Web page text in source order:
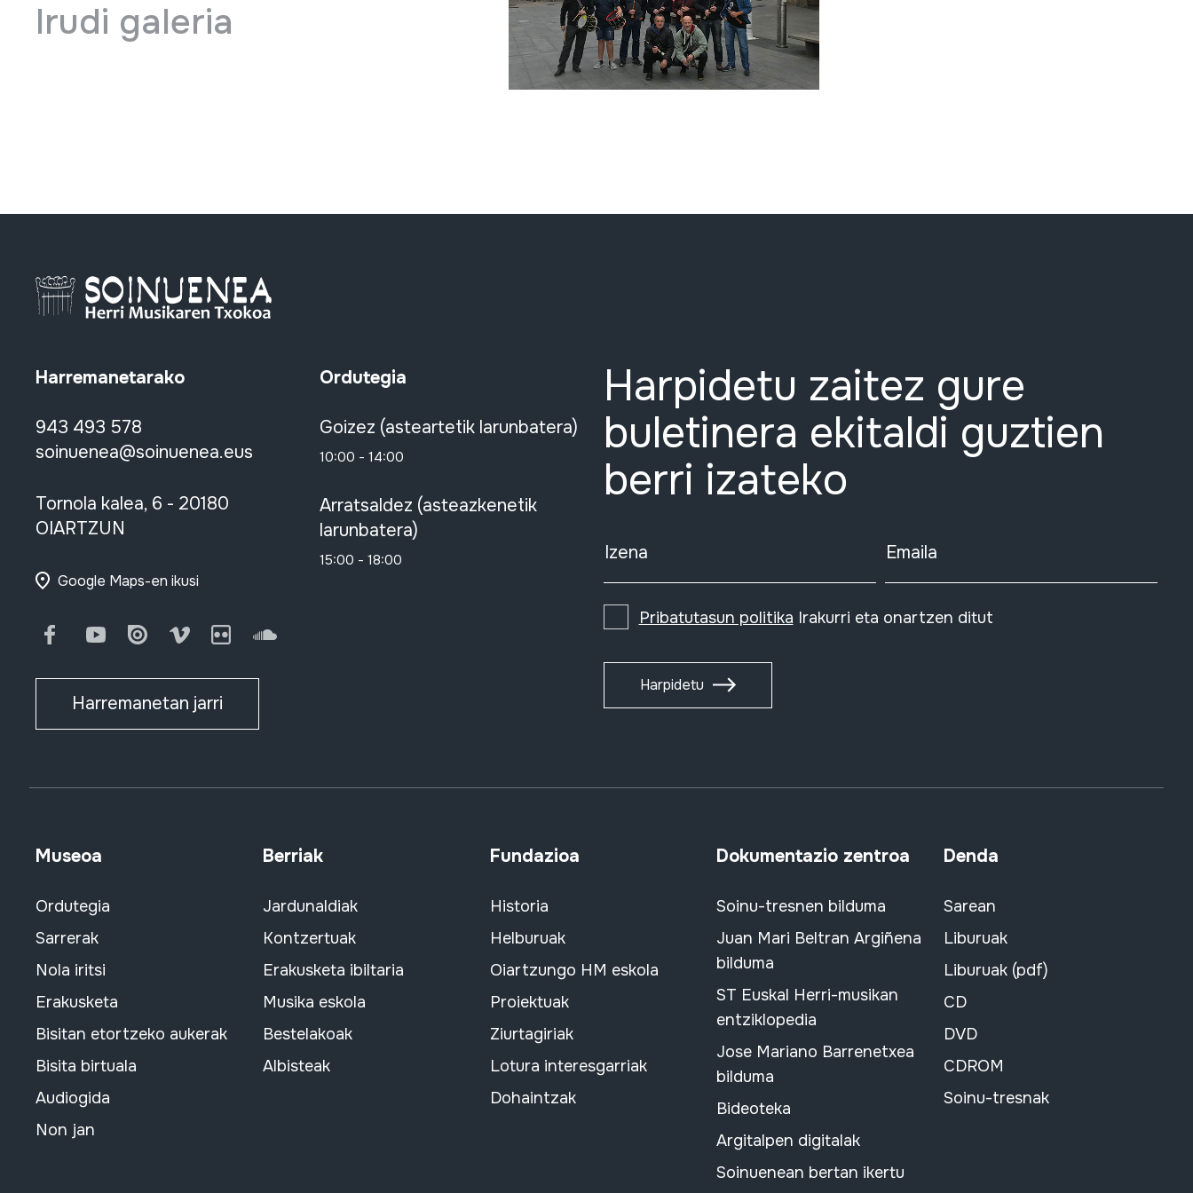
Irudi galeria
Harremanetarako
943 493 578
soinuenea@soinuenea.eus
Tornola kalea, 6 - 20180
OIARTZUN
Google Maps-en ikusi
FacebookYoutubeIssuu Vimeo FlickrSoundCloud
Harremanetan jarri
Ordutegia
Goizez (asteartetik larunbatera)
10:00 - 14:00
Arratsaldez (asteazkenetik
larunbatera)
15:00 - 18:00
Harpidetu zaitez gure
buletinera ekitaldi guztien
berri izateko
Izena Emaila
Pribatutasun politika Irakurri eta onartzen ditut
Harpidetu
Museoa
Ordutegia
Sarrerak
Nola iritsi
Erakusketa
Bisitan etortzeko aukerak
Bisita birtuala
Audiogida
Non jan
Berriak
Jardunaldiak
Kontzertuak
Erakusketa ibiltaria
Musika eskola
Bestelakoak
Albisteak
Fundazioa
Historia
Helburuak
Oiartzungo HM eskola
Proiektuak
Ziurtagiriak
Lotura interesgarriak
Dohaintzak
Dokumentazio zentroa
Soinu-tresnen bilduma
Juan Mari Beltran Argiñena
bilduma
ST Euskal Herri-musikan
entziklopedia
Jose Mariano Barrenetxea
bilduma
Bideoteka
Argitalpen digitalak
Soinuenean bertan ikertu
Denda
Sarean
Liburuak
Liburuak (pdf)
CD
DVD
CDROM
Soinu-tresnak